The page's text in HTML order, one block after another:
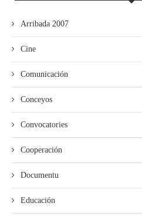
Arribada 2007
Cine
Comunicación
Conceyos
Convocatories
Cooperación
Documentu
Educación